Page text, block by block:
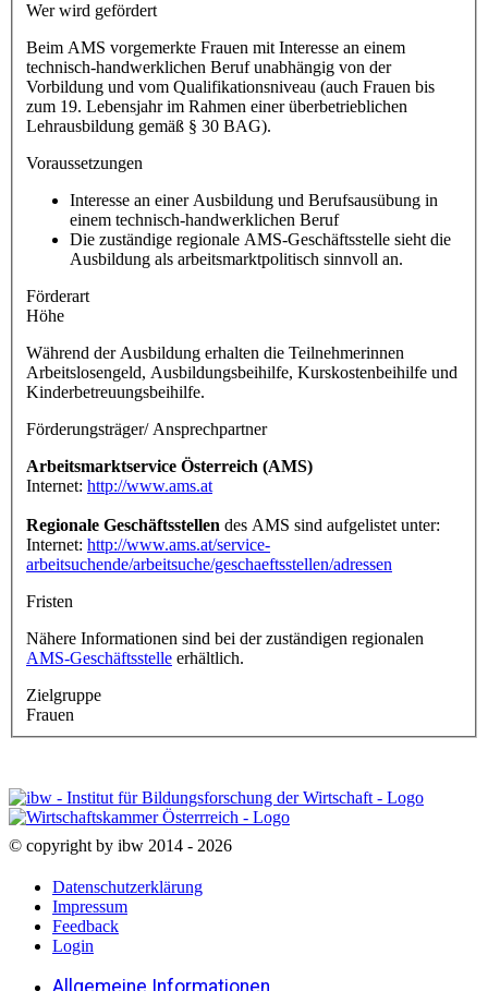
Wer wird gefördert
Beim AMS vorgemerkte Frauen mit Interesse an einem
technisch-handwerklichen Beruf unabhängig von der
Vorbildung und vom Qualifikationsniveau (auch Frauen bis
zum 19. Lebensjahr im Rahmen einer überbetrieblichen
Lehrausbildung gemäß § 30 BAG).
Voraussetzungen
Interesse an einer Ausbildung und Berufsausübung in
einem technisch-handwerklichen Beruf
Die zuständige regionale AMS-Geschäftsstelle sieht die
Ausbildung als arbeitsmarktpolitisch sinnvoll an.
Förderart
Höhe
Während der Ausbildung erhalten die Teilnehmerinnen
Arbeitslosengeld, Ausbildungsbeihilfe, Kurskostenbeihilfe und
Kinderbetreuungsbeihilfe.
Förderungsträger/ Ansprechpartner
Arbeitsmarktservice Österreich (AMS)
Internet: http://www.ams.at
Regionale Geschäftsstellen des AMS sind aufgelistet unter:
Internet: http://www.ams.at/service-
arbeitsuchende/arbeitsuche/geschaeftsstellen/adressen
Fristen
Nähere Informationen sind bei der zuständigen regionalen
AMS-Geschäftsstelle erhältlich.
Zielgruppe
Frauen
© copyright by ibw 2014 - 2026
Datenschutzerklärung
Impressum
Feedback
Login
Allgemeine Informationen